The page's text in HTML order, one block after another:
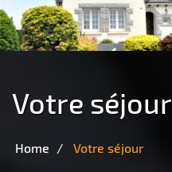
Votre séjour
Home Votre séjour